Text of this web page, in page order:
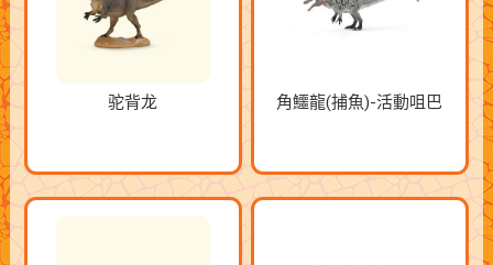
驼背龙 角鱷龍(捕魚)-活動咀巴